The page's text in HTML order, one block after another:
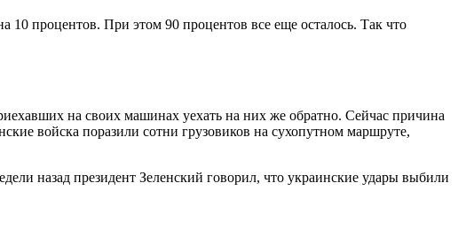
процентов. При этом 90 процентов все еще осталось. Так что
на своих машинах уехать на них же обратно. Сейчас причина
войска поразили сотни грузовиков на сухопутном маршруте,
назад президент Зеленский говорил, что украинские удары выбили